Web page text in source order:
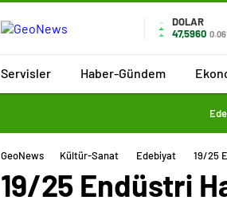
DOLAR
47,5960
Servisler Haber-Gündem
GeoNews Kültür-Sanat Edebiyat 19/25
19/25 Endüstri